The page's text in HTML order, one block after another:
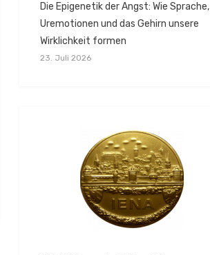
Die Epigenetik der Angst: Wie Sprache,
Uremotionen und das Gehirn unsere
Wirklichkeit formen
23. Juli 2026